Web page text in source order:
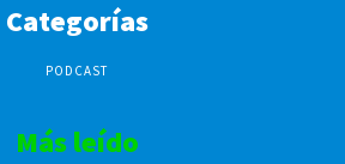
Categorías
PODCAST
Más leído